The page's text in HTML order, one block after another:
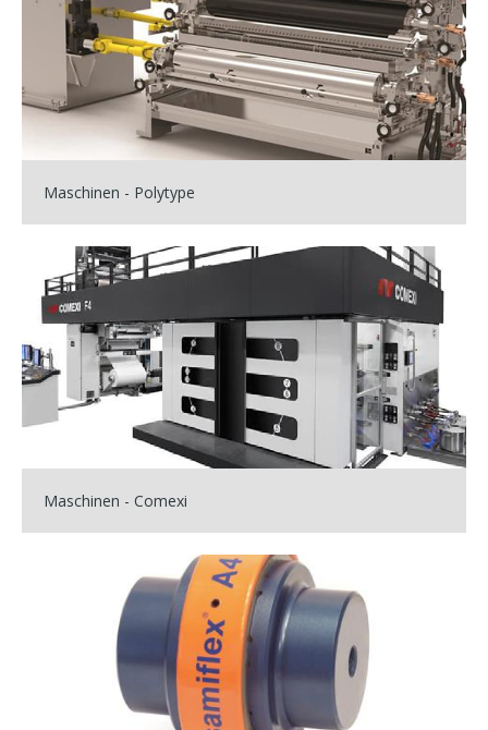
Maschinen - Polytype
Maschinen - Comexi